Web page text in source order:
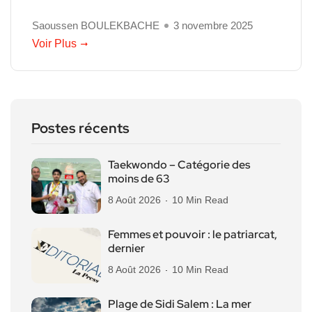
Saoussen BOULEKBACHE
3 novembre 2025
Voir Plus
Postes récents
Taekwondo – Catégorie des
moins de 63
8 Août 2026 10 Min Read
Femmes et pouvoir : le patriarcat,
dernier
8 Août 2026 10 Min Read
Plage de Sidi Salem : La mer